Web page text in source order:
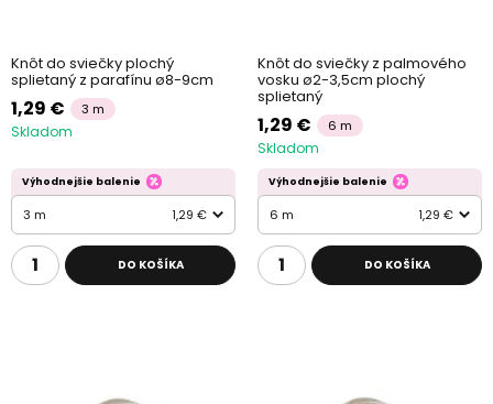
Knôt do sviečky plochý
splietaný z parafínu ø8-9cm
1,29 € 3 m
Skladom
Výhodnejšie balenie
3 m 1,29 €
DO KOŠÍKA
Knôt do sviečky z palmového
vosku ø2-3,5cm plochý
splietaný
1,29 € 6 m
Skladom
Výhodnejšie balenie
6 m 1,29 €
DO KOŠÍKA